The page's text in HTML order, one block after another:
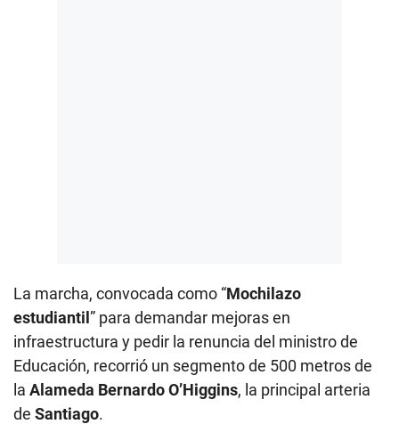
La marcha, convocada como “Mochilazo
estudiantil” para demandar mejoras en
infraestructura y pedir la renuncia del ministro de
Educación, recorrió un segmento de 500 metros de
la Alameda Bernardo O’Higgins, la principal arteria
de Santiago.